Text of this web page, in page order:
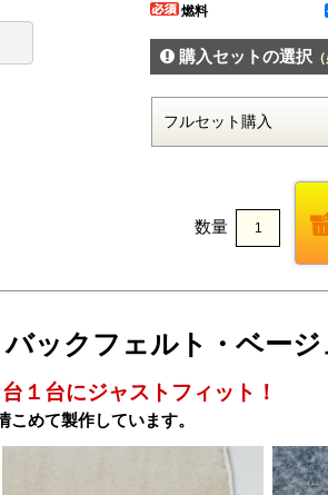
燃料
購入セットの選択（
数量
ックフェルト・ベー
１台にジャストフィット！
めて製作しています。